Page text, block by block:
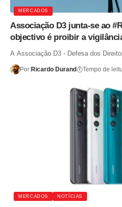
MERCADOS
Associação D3 junta-se ao
objectivo é proibir a
A Associação D3 - Defesa dos
Por:Ricardo Durand Tempo de
MERCADOS NOTÍCIAS